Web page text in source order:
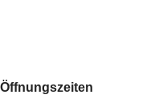
Öffnungszeiten